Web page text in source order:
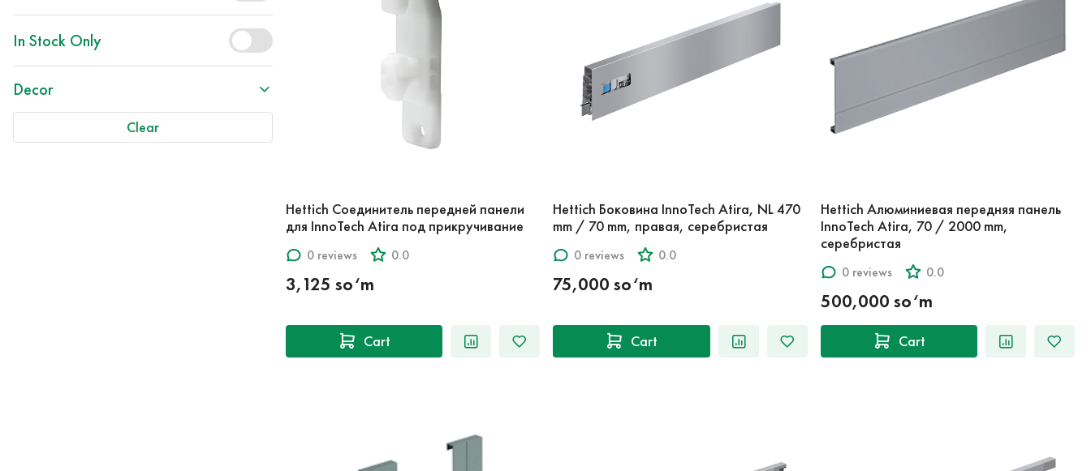
In Stock Only
Decor
Clear
Hettich Соединитель передней панели
для InnoTech Atira под прикручивание
0 reviews 0.0
3,125 so‘m
Cart
Hettich Боковина InnoTech Atira, NL 470
mm / 70 mm, правая, серебристая
0 reviews 0.0
75,000 so‘m
Cart
Hettich Алюминиевая передняя панель
InnoTech Atira, 70 / 2000 mm,
серебристая
0 reviews 0.0
500,000 so‘m
Cart